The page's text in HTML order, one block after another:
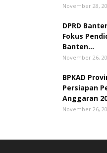
November 28,
DPRD
Fokus
Banten...
November 26,
BPKAD
Persiapan
Anggaran
November 26,